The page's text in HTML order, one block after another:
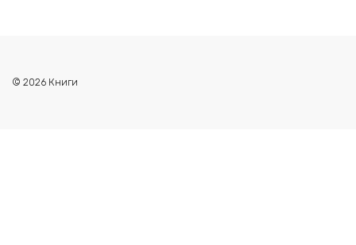
© 2026 Книги